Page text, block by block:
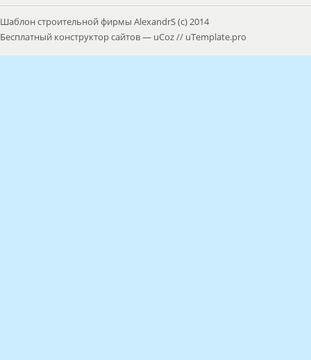
Шаблон строительной фирмы AlexandrS (с) 2014
Бесплатный конструктор сайтов— uCoz// uTemplate.pro